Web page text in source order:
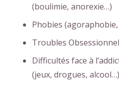
(boulimie, anorexie…)
Phobies
Troubles
Difficultés face à
(jeux, drogues, alcool…)